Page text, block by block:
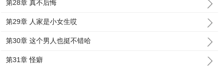
第28章 真不后悔
第29章 人家是小女生哎
第30章 这个男人也挺不错哈
第31章 怪癖